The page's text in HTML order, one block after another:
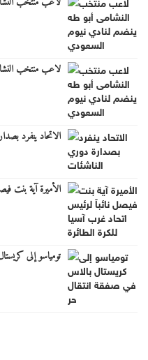
لاعب منتخب
الاتحاد ينفرد
الأميرة آية بنت
تومياسو إلى